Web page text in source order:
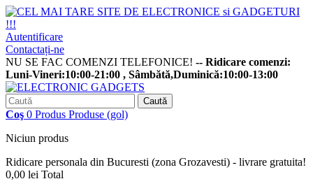
Autentificare
Contactați-ne
NU SE FAC COMENZI TELEFONICE! -- Ridicare comenzi:
Luni-Vineri:10:00-21:00 , Sâmbătă,Duminică:10:00-13:00
Caută
Coş 0 Produs Produse (gol)
Niciun produs
Ridicare personala din Bucuresti (zona Grozavesti) - livrare gratuita!
0,00 lei Total